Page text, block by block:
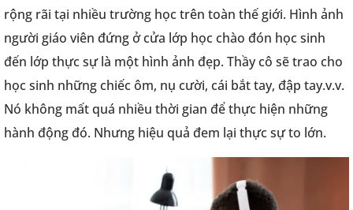
rộng rãi tại nhiều trường học trên toàn thế giới. Hình ảnh
người giáo viên đứng ở cửa lớp học chào đón học sinh
đến lớp thực sự là một hình ảnh đẹp. Thầy cô sẽ trao cho
học sinh những chiếc ôm, nụ cười, cái bắt tay, đập tay.v.v.
Nó không mất quá nhiều thời gian để thực hiện những
hành động đó. Nhưng hiệu quả đem lại thực sự to lớn.